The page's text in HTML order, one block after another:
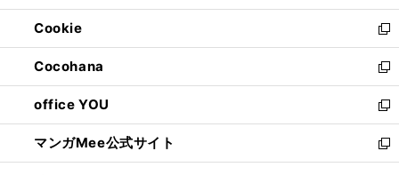
開
く
ウ
で
開
く
ン
ド
ウ
で
開
く
ウ
ィ
ン
ド
ウ
で
開
く
Cookie
新
し
い
ウ
ィ
ン
ド
ウ
Cocohana
新
し
い
ウ
ィ
ン
office YOU
新
し
い
ウ
マンガMee公式サイト
新
し